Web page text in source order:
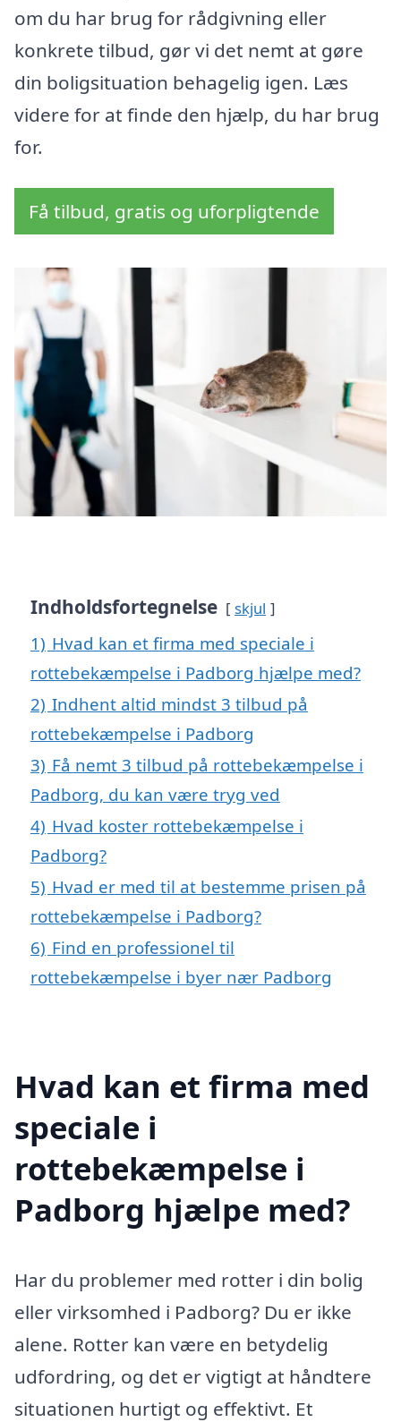
om du har brug for rådgivning eller
konkrete tilbud, gør vi det nemt at gøre
din boligsituation behagelig igen. Læs
videre for at finde den hjælp, du har brug
for.
Få tilbud, gratis og uforpligtende
Indholdsfortegnelse skjul
1) Hvad kan et firma med speciale i
rottebekæmpelse i Padborg hjælpe med?
2) Indhent altid mindst 3 tilbud på
rottebekæmpelse i Padborg
3) Få nemt 3 tilbud på rottebekæmpelse i
Padborg, du kan være tryg ved
4) Hvad koster rottebekæmpelse i
Padborg?
5) Hvad er med til at bestemme prisen på
rottebekæmpelse i Padborg?
6) Find en professionel til
rottebekæmpelse i byer nær Padborg
Hvad kan et firma med
speciale i
rottebekæmpelse i
Padborg hjælpe med?
Har du problemer med rotter i din bolig
eller virksomhed i Padborg? Du er ikke
alene. Rotter kan være en betydelig
udfordring, og det er vigtigt at håndtere
situationen hurtigt og effektivt. Et